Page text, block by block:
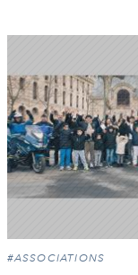
#ASSOCIATIONS